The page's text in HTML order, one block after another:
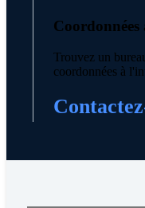
Trouvez un
coordonnées à